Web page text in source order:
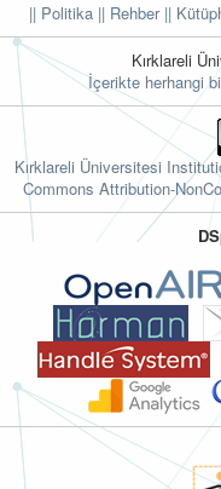
|| Politika || Rehber||
Kırklareli
İçerikte herhangi
Kırklareli Üniversitesi
Commons Attribution-